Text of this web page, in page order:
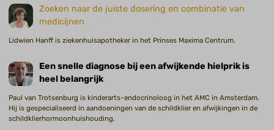
Zoeken naar de juiste dosering en combinatie van
medicijnen
Lidwien Hanff is ziekenhuisapotheker in het Prinses Maxima Centrum.
Een snelle diagnose bij een afwijkende hielprik is
heel belangrijk
Paul van Trotsenburg is kinderarts-endocrinoloog in het AMC in Amsterdam.
Hij is gespecialiseerd in aandoeningen van de schildklier en afwijkingen in de
schildklierhormoonhuishouding.